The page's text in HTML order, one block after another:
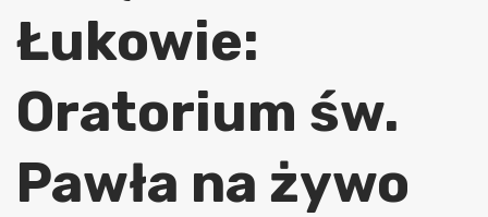
Łukowie:
Oratorium św.
Pawła na żywo